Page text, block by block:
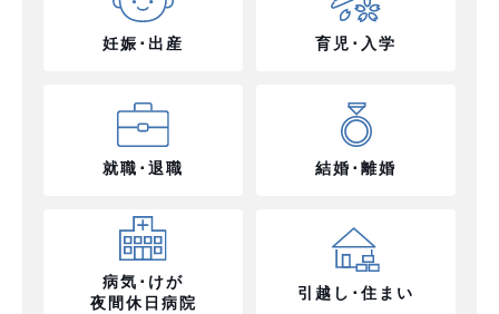
妊娠･出産 育児･入学
就職･退職 結婚･離婚
病気･けが
夜間休日病院
引越し･住まい